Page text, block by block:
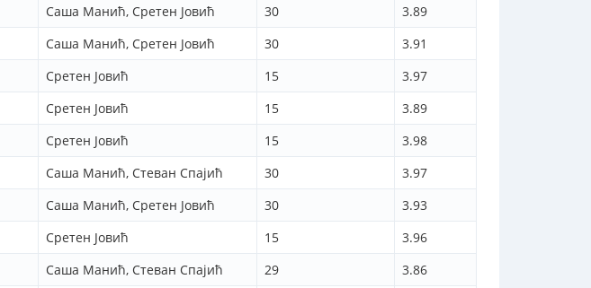
Саша Манић, Сретен Јовић 30
3.89
Саша Манић, Сретен Јовић 30
3.91
Сретен Јовић 15
3.97
Сретен Јовић 15
3.89
Сретен Јовић 15
3.98
Саша Манић, Стеван Спајић 30
3.97
Саша Манић, Сретен Јовић 30
3.93
Сретен Јовић 15
3.96
Саша Манић, Стеван Спајић 29
3.86